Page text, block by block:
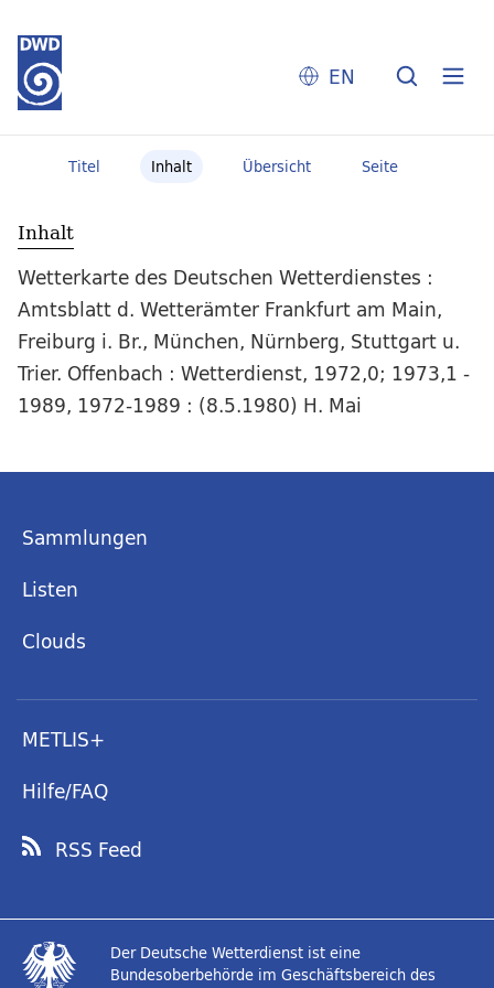
EN
Titel Inhalt Übersicht Seite
Inhalt
Wetterkarte des Deutschen Wetterdienstes :
Amtsblatt d. Wetterämter Frankfurt am Main,
Freiburg i. Br., München, Nürnberg, Stuttgart u.
Trier. Offenbach : Wetterdienst, 1972,0; 1973,1 -
1989, 1972-1989 : (8.5.1980) H. Mai
Sammlungen
Listen
Clouds
METLIS+
Hilfe/FAQ
RSS Feed
Der Deutsche Wetterdienst ist eine
Bundesoberbehörde im Geschäftsbereich des